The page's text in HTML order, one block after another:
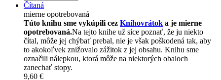
Čítaná
mierne opotrebovaná
Túto knihu sme vykúpili cez Knihovrátok a je mierne
opotrebovaná.Na tejto knihe už síce poznať, že ju niekto
čítal, môže jej chýbať prebal, nie je však poškodená tak, aby
to akokoľvek znižovalo zážitok z jej obsahu. Knihu sme
označili nálepkou, ktorá môže na niektorých obaloch
zanechať stopy.
9,60 €